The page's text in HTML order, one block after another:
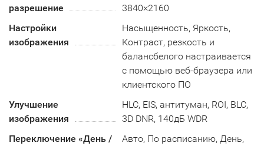
разрешение
3840×2160
Настройки
изображения
Насыщенность, Яркость,
Контраст, резкость и
балансбелого настраивается
с помощью веб-браузера или
клиентского ПО
Улучшение
изображения
HLC, EIS, антитуман, ROI, BLC,
3D DNR, 140дБ WDR
Переключение «День /
Авто, По расписанию, День,